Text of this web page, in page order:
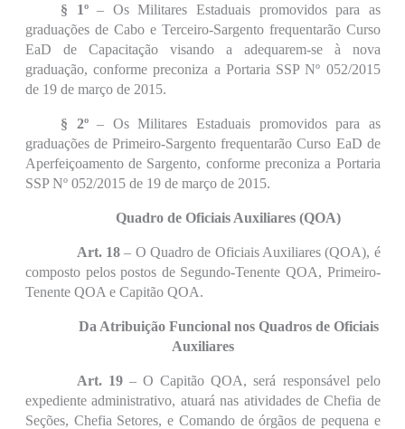
§ 1º– Os Militares Estaduais promovidos para as
graduações de Cabo e Terceiro-Sargento frequentarão Curso
EaD de Capacitação visando a adequarem-se à nova
graduação, conforme preconiza a Portaria SSP Nº 052/2015
de 19 de março de 2015.
§ 2º– Os Militares Estaduais promovidos para as
graduações de Primeiro-Sargento frequentarão Curso EaD de
Aperfeiçoamento de Sargento, conforme preconiza a Portaria
SSP Nº 052/2015 de 19 de março de 2015.
Quadro de Oficiais Auxiliares (QOA)
Art. 18– O Quadro de Oficiais Auxiliares (QOA), é
composto pelos postos de Segundo-Tenente QOA, Primeiro-
Tenente QOA e Capitão QOA.
Da Atribuição Funcional nos Quadros de Oficiais
Auxiliares
Art. 19– O Capitão QOA, será responsável pelo
expediente administrativo, atuará nas atividades de Chefia de
Seções, Chefia Setores, e Comando de órgãos de pequena e